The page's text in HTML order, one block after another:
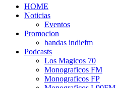
HOME
Noticias
Eventos
Promocion
bandas indiefm
Podcasts
Los Magicos 70
Monograficos FM
Monograficos FP